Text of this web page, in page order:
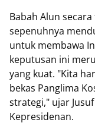
Babah Alun
sepenuhnya
untuk membawa
keputusan ini
yang kuat. "Kita
bekas Panglima
strategi," ujar
Kepresidenan.